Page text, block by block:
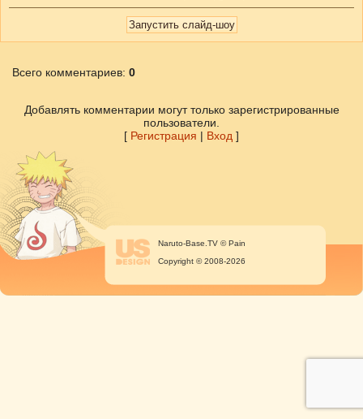
Всего комментариев: 0
Добавлять комментарии могут только зарегистрированные
пользователи.
[ Регистрация | Вход ]
Naruto-Base.TV © Pain
Copyright © 2008-2026